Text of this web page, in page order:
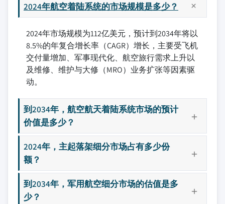
2024年航空着陆系统的市场规模是多少？
2024年市场规模为112亿美元，预计到2034年将以
8.5%的年复合增长率（CAGR）增长，主要受飞机
交付量增加、军事现代化、航空旅行需求上升以
及维修、维护与大修（MRO）业务扩张等因素驱
动。
到2034年，航空航天着陆系统市场的预计
价值是多少？
2024年，主起落架细分市场占有多少份
额？
到2034年，军用航空细分市场的估值是多
少？